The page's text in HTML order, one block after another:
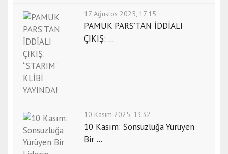
17 Ağustos 2025, 17:15
PAMUK PARS’TAN İDDİALI
ÇIKIŞ: ...
10 Kasım 2025, 13:32
10 Kasım: Sonsuzluğa Yürüyen
Bir ...